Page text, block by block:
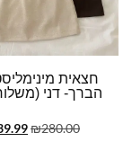
חצאית
הברך- דני
₪280.00